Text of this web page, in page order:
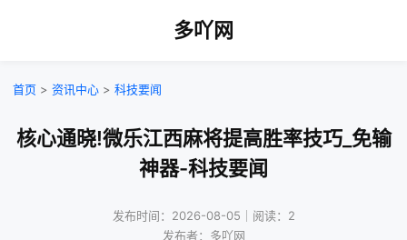
多吖网
首页 > 资讯中心 > 科技要闻
核心通晓!微乐江西麻将提高胜率技巧_免输
神器-科技要闻
发布时间：2026-08-05｜阅读：2
发布者：多吖网